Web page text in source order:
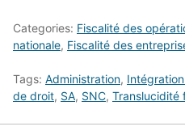
Categories: Fiscalité des
nationale, Fiscalité des
Tags: Administration,
de droit, SA, SNC, Translucidité